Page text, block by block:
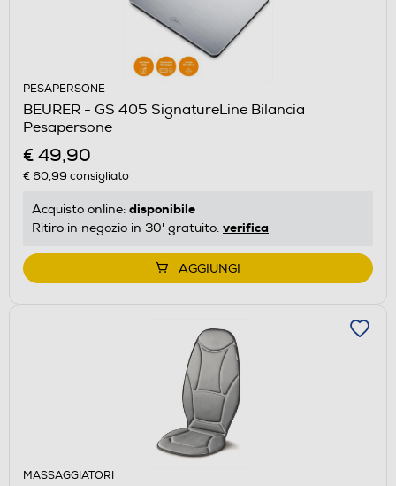
PESAPERSONE
BEURER - GS 405 SignatureLine Bilancia
Pesapersone
€ 49,90
€ 60,99 consigliato
Acquisto online: disponibile
Ritiro in negozio in 30' gratuito: verifica
AGGIUNGI
MASSAGGIATORI